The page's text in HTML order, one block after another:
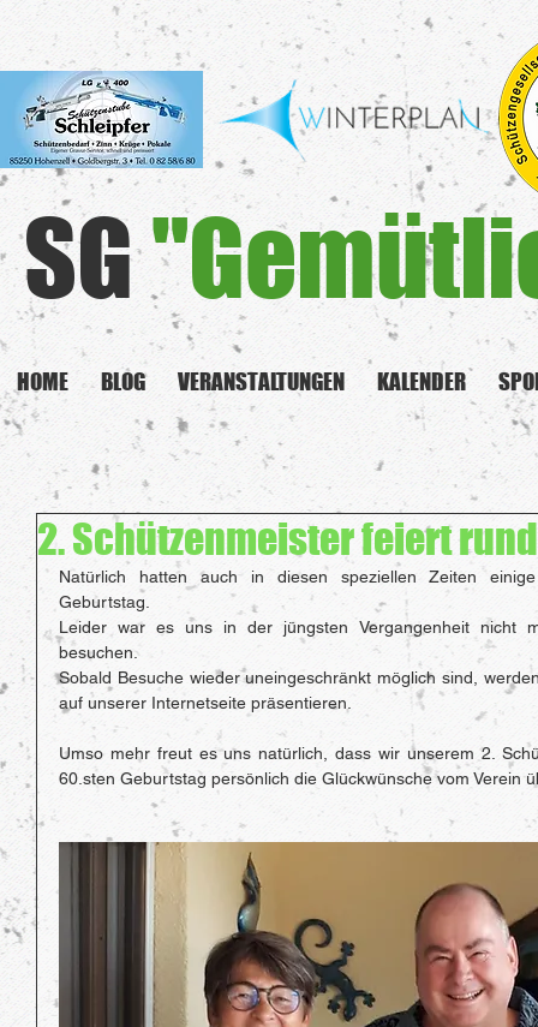
SG
HOME BLOG VERANSTALTUNGEN KALENDER
2. Schützenmeister feiert
Natürlich hatten auch in diesen speziellen Zeiten
Geburtstag.
Leider war es uns in der jüngsten Vergangenheit nicht
besuchen.
Sobald Besuche wieder uneingeschränkt möglich sind,
auf unserer Internetseite präsentieren.
Umso mehr freut es uns natürlich, dass wir unserem 2.
60.sten Geburtstag persönlich die Glückwünsche vom Verein